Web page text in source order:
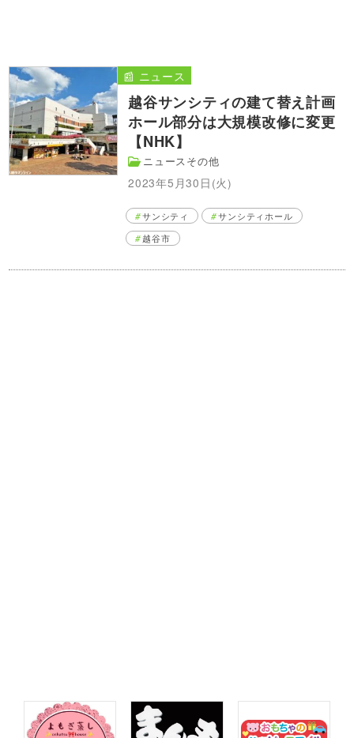
越谷サンシティの建て替え計画
ホール部分は大規模改修に変更
【NHK】
ニュースその他
2023年5月30日(火)
📰 ニュース
サンシティ
サンシティホール
越谷市